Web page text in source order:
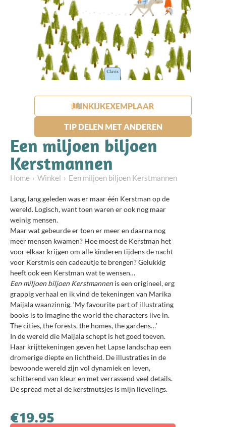
INKIJKEXEMPLAAR
TIP DELEN MET ANDEREN
Een miljoen biljoen
Kerstmannen
Home Winkel Een miljoen biljoen Kerstmannen
Lang, lang geleden was er maar één Kerstman op de
wereld. Logisch, want toen waren er ook nog maar
weinig mensen.
Maar wat gebeurde er toen er meer en daarna nog
meer mensen kwamen? Hoe moest de Kerstman het
voor elkaar krijgen om alle kinderen tijdens de nacht
voor Kerstmis een cadeautje te brengen? Gelukkig
heeft ook een Kerstman wat te wensen…
Een miljoen biljoen Kerstmannenis een origineel, erg
grappig verhaal en ik vind de tekeningen van Marika
Maijala waanzinnig. ‘My favourite part of illustrating
books is to imagine the world the characters live in.
The cities, the forests, the homes, the gardens…’
In de wereld die Maijala schept is het goed toeven.
Haar krijttekeningen geven het Lapse landschap een
dromerige diepte en lichtheid. De illustraties in de
bewoonde wereld zijn vol dynamiek en leven,
schitterend van kleur en met verrassend veel details.
De spread met al de kerstmutsjes is mijn lievelings.
€19.95